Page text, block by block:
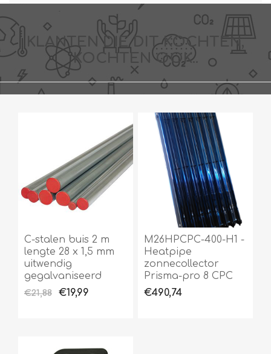
KLANTEN DIE DIT KOCHTEN,
KOCHTEN OOK..
C-stalen buis 2 m
lengte 28 x 1,5 mm
uitwendig
gegalvaniseerd
€21,88 €19,99
M26HPCPC-400-H1 -
Heatpipe
zonnecollector
Prisma-pro 8 CPC
€490,74